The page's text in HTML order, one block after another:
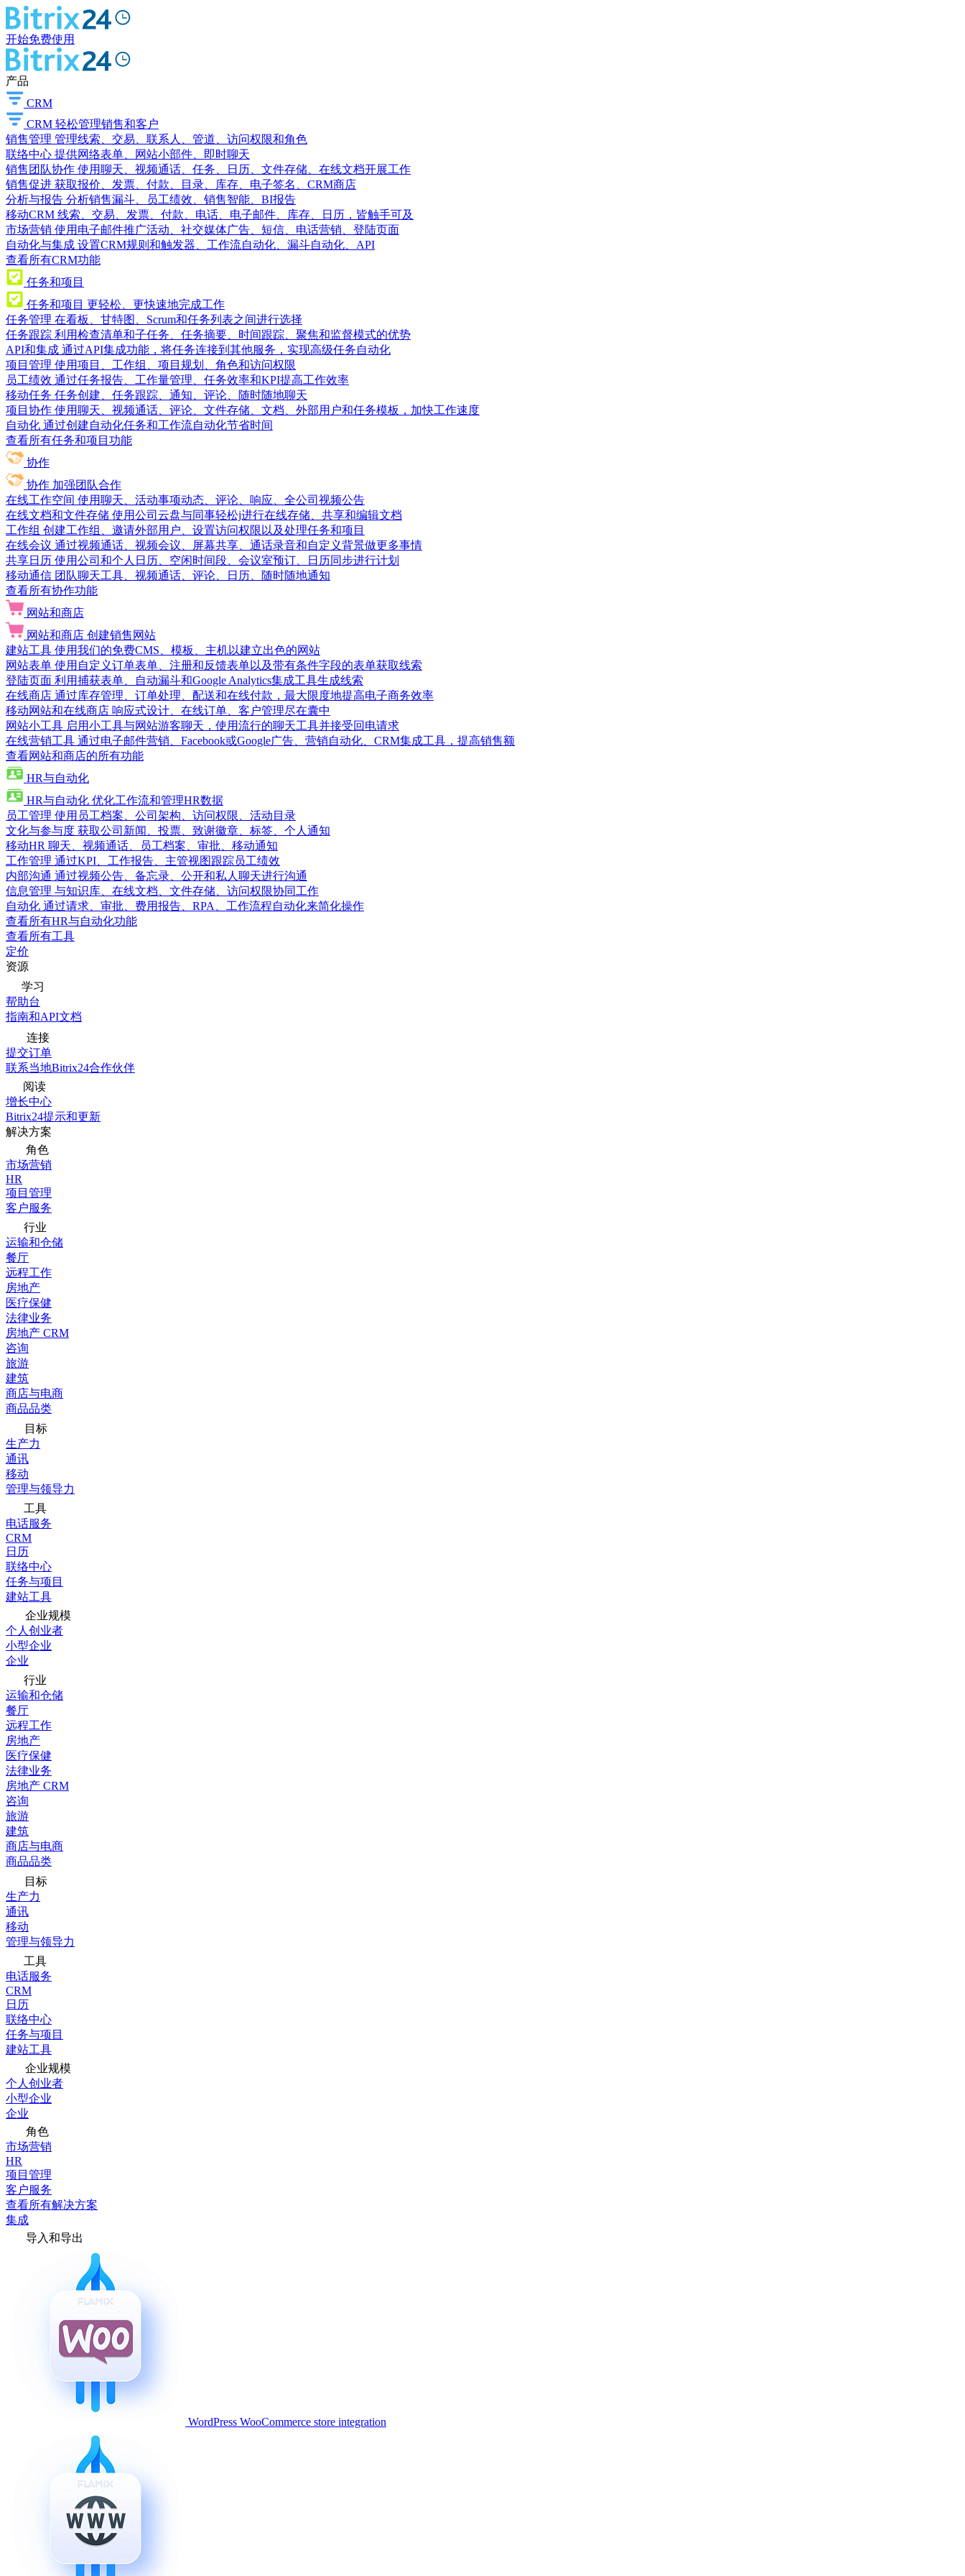
开始免费使用
产品
CRM
CRM 轻松管理销售和客户
销售管理 管理线索、交易、联系人、管道、访问权限和角色
联络中心 提供网络表单、网站小部件、即时聊天
销售团队协作 使用聊天、视频通话、任务、日历、文件存储、在线文档开展工作
销售促进 获取报价、发票、付款、目录、库存、电子签名、CRM商店
分析与报告 分析销售漏斗、员工绩效、销售智能、BI报告
移动CRM 线索、交易、发票、付款、电话、电子邮件、库存、日历，皆触手可及
市场营销 使用电子邮件推广活动、社交媒体广告、短信、电话营销、登陆页面
自动化与集成 设置CRM规则和触发器、工作流自动化、漏斗自动化、API
查看所有CRM功能
任务和项目
任务和项目 更轻松、更快速地完成工作
任务管理 在看板、甘特图、Scrum和任务列表之间进行选择
任务跟踪 利用检查清单和子任务、任务摘要、时间跟踪、聚焦和监督模式的优势
API和集成 通过API集成功能，将任务连接到其他服务，实现高级任务自动化
项目管理 使用项目、工作组、项目规划、角色和访问权限
员工绩效 通过任务报告、工作量管理、任务效率和KPI提高工作效率
移动任务 任务创建、任务跟踪、通知、评论、随时随地聊天
项目协作 使用聊天、视频通话、评论、文件存储、文档、外部用户和任务模板，加快工作速度
自动化 通过创建自动化任务和工作流自动化节省时间
查看所有任务和项目功能
协作
协作 加强团队合作
在线工作空间 使用聊天、活动事项动态、评论、响应、全公司视频公告
在线文档和文件存储 使用公司云盘与同事轻松j进行在线存储、共享和编辑文档
工作组 创建工作组、邀请外部用户、设置访问权限以及处理任务和项目
在线会议 通过视频通话、视频会议、屏幕共享、通话录音和自定义背景做更多事情
共享日历 使用公司和个人日历、空闲时间段、会议室预订、日历同步进行计划
移动通信 团队聊天工具、视频通话、评论、日历、随时随地通知
查看所有协作功能
网站和商店
网站和商店 创建销售网站
建站工具 使用我们的免费CMS、模板、主机以建立出色的网站
网站表单 使用自定义订单表单、注册和反馈表单以及带有条件字段的表单获取线索
登陆页面 利用捕获表单、自动漏斗和Google Analytics集成工具生成线索
在线商店 通过库存管理、订单处理、配送和在线付款，最大限度地提高电子商务效率
移动网站和在线商店 响应式设计、在线订单、客户管理尽在囊中
网站小工具 启用小工具与网站游客聊天，使用流行的聊天工具并接受回电请求
在线营销工具 通过电子邮件营销、Facebook或Google广告、营销自动化、CRM集成工具，提高销售额
查看网站和商店的所有功能
HR与自动化
HR与自动化 优化工作流和管理HR数据
员工管理 使用员工档案、公司架构、访问权限、活动目录
文化与参与度 获取公司新闻、投票、致谢徽章、标签、个人通知
移动HR 聊天、视频通话、员工档案、审批、移动通知
工作管理 通过KPI、工作报告、主管视图跟踪员工绩效
内部沟通 通过视频公告、备忘录、公开和私人聊天进行沟通
信息管理 与知识库、在线文档、文件存储、访问权限协同工作
自动化 通过请求、审批、费用报告、RPA、工作流程自动化来简化操作
查看所有HR与自动化功能
查看所有工具
定价
资源
学习
帮助台
指南和API文档
连接
提交订单
联系当地Bitrix24合作伙伴
阅读
增长中心
Bitrix24提示和更新
解决方案
角色
市场营销
HR
项目管理
客户服务
行业
运输和仓储
餐厅
远程工作
房地产
医疗保健
法律业务
房地产 CRM
咨询
旅游
建筑
商店与电商
商品品类
目标
生产力
通讯
移动
管理与领导力
工具
电话服务
CRM
日历
联络中心
任务与项目
建站工具
企业规模
个人创业者
小型企业
企业
行业
运输和仓储
餐厅
远程工作
房地产
医疗保健
法律业务
房地产 CRM
咨询
旅游
建筑
商店与电商
商品品类
目标
生产力
通讯
移动
管理与领导力
工具
电话服务
CRM
日历
联络中心
任务与项目
建站工具
企业规模
个人创业者
小型企业
企业
角色
市场营销
HR
项目管理
客户服务
查看所有解决方案
集成
导入和导出
WordPress WooCommerce store integration